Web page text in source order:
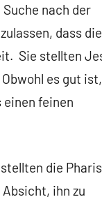
nach der
dass
Sie stellten
es gut ist,
feinen
die
ihn zu